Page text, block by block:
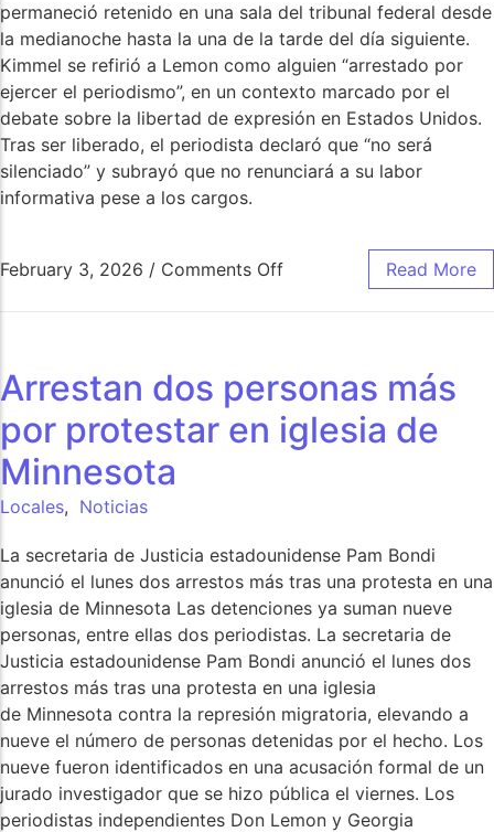
permaneció retenido en una sala del tribunal federal desde
la medianoche hasta la una de la tarde del día siguiente.
Kimmel se refirió a Lemon como alguien “arrestado por
ejercer el periodismo”, en un contexto marcado por el
debate sobre la libertad de expresión en Estados Unidos.
Tras ser liberado, el periodista declaró que “no será
silenciado” y subrayó que no renunciará a su labor
informativa pese a los cargos.
February 3, 2026 / Comments Off Read More
Arrestan dos personas más
por protestar en iglesia de
Minnesota
Locales, Noticias
La secretaria de Justicia estadounidense Pam Bondi
anunció el lunes dos arrestos más tras una protesta en una
iglesia de Minnesota Las detenciones ya suman nueve
personas, entre ellas dos periodistas. La secretaria de
Justicia estadounidense Pam Bondi anunció el lunes dos
arrestos más tras una protesta en una iglesia
de Minnesota contra la represión migratoria, elevando a
nueve el número de personas detenidas por el hecho. Los
nueve fueron identificados en una acusación formal de un
jurado investigador que se hizo pública el viernes. Los
periodistas independientes Don Lemon y Georgia